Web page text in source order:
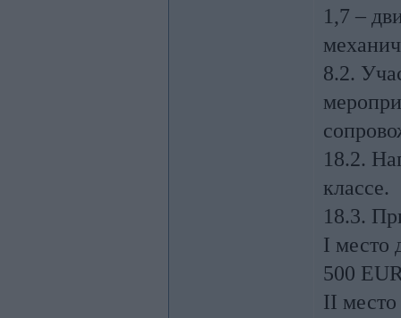
1,7 –
8.2.
18.2.
классе.
18.3.
I место
500
II место